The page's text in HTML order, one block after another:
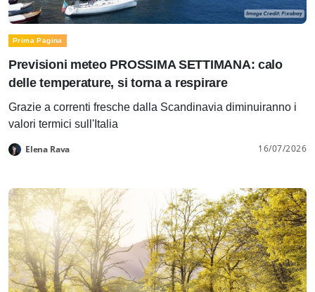
Prima Pagina
Previsioni meteo PROSSIMA SETTIMANA: calo
delle temperature, si torna a respirare
Grazie a correnti fresche dalla Scandinavia diminuiranno i
valori termici sull'Italia
Elena Rava 16/07/2026